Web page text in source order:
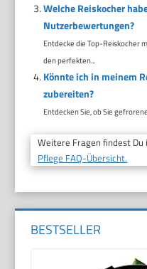
Welche Reiskocher
Nutzerbewertungen?
Entdecke die Top-Reiskocher
den perfekten...
Könnte ich in meinem
zubereiten?
Entdecken Sie, ob Sie
Weitere Fragen findest Du
Pflege FAQ-Übersicht.
BESTSELLER